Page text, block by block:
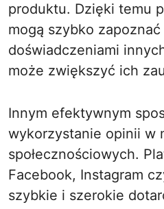
produktu. Dzięki temu
mogą szybko zapoznać
doświadczeniami
może zwiększyć ich
Innym efektywnym
wykorzystanie opinii w
społecznościowych.
Facebook, Instagram
szybkie i szerokie